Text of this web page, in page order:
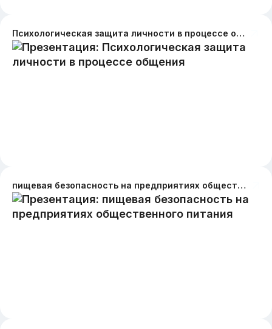
Психологическая защита личности в процессе общения
пищевая безопасность на предприятиях общественного питания